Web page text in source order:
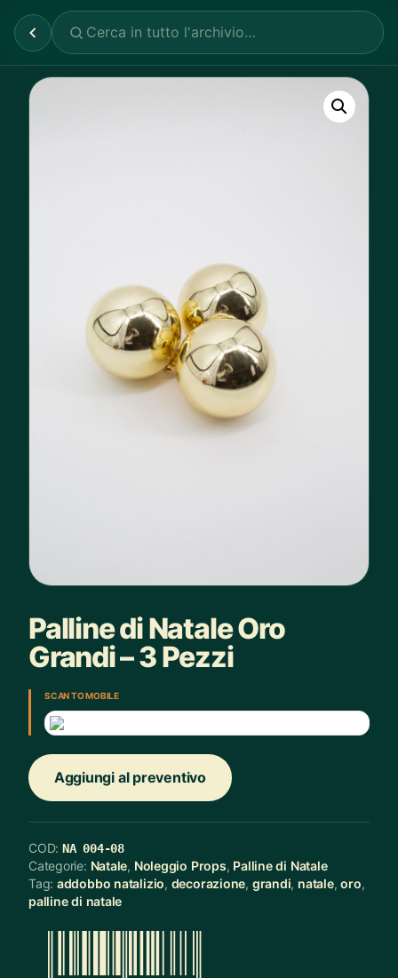
Palline di Natale Oro
Grandi – 3 Pezzi
SCAN TO MOBILE
Aggiungi al preventivo
COD: NA 004-08
Categorie: Natale, Noleggio Props, Palline di Natale
Tag: addobbo natalizio, decorazione, grandi, natale,oro,
palline di natale